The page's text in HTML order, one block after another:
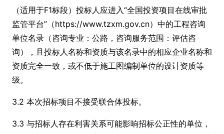
（适用于F1标段）投标人应进入“全国投资项目在线审批
监管平台”（https://www.tzxm.gov.cn）中的工程咨询
单位名录（咨询专业：公路，咨询服务范围：评估咨
询），且投标人名称和资质与该名录中的相应企业名称和
资质完全一致，或不低于施工图编制单位的设计资质等
级。
3.2 本次招标项目不接受联合体投标。
3.3 与招标人存在利害关系可能影响招标公正性的单位，